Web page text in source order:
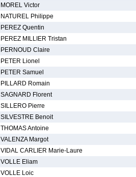
MOREL Victor
NATUREL Philippe
PEREZ Quentin
PEREZ MILLIER Tristan
PERNOUD Claire
PETER Lionel
PETER Samuel
PILLARD Romain
SAGNARD Florent
SILLERO Pierre
SILVESTRE Benoit
THOMAS Antoine
VALENZA Margot
VIDAL CARLIER Marie-Laure
VOLLE Eliam
VOLLE Loic